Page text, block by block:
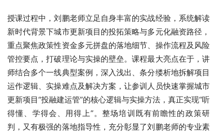
授课过程中，刘鹏老师立足自身丰富的实战经验，系统解读
新时代背景下城市更新项目的投拓策略与多元化融资路径，
重点聚焦政策性资金多元拼盘的落地细节、操作流程及风险
管控要点，打破理论与实操的壁垒。课程最大亮点在于，讲
师结合多个一线典型案例，深入浅出、条分缕析地拆解项目
运作逻辑、实操难点及解决方案，让参训人员快速掌握城市
更新项目“投融建运管”的核心逻辑与实操方法，真正实现“听
得懂、学得会、用得上”。整场培训既有前瞻性的政策研
判，又有极强的落地指导性，充分彰显了刘鹏老师的专业素